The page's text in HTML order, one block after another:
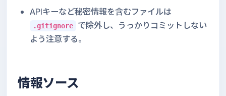
APIキーなど秘密情報を含むファイルは
.gitignore
で除外し、うっかりコミットしない
よう注意する。
情報ソース